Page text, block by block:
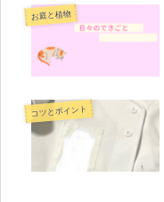
お庭と植物
コツとポイント